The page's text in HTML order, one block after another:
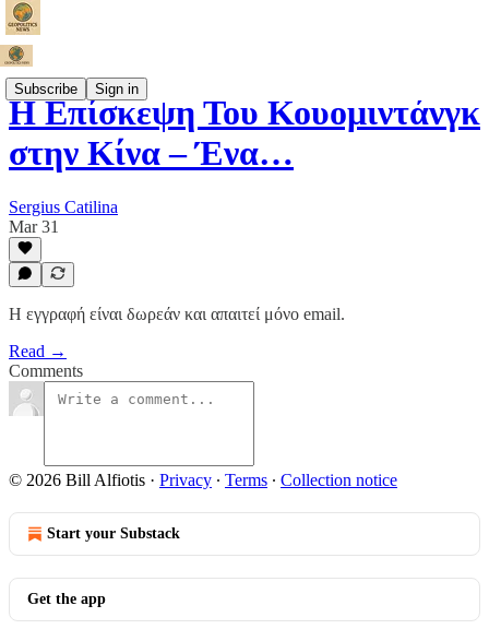
Subscribe Sign in
Η Επίσκεψη Του Κουομιντάνγκ
στην Κίνα – Ένα…
Sergius Catilina
Mar 31
Η εγγραφή είναι δωρεάν και απαιτεί μόνο email.
Read →
Comments
© 2026 Bill Alfiotis · Privacy ∙ Terms ∙ Collection notice
Start your Substack
Get the app